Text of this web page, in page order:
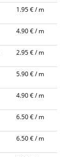
1.95 € / m
4.90 € / m
2.95 € / m
5.90 € / m
4.90 € / m
6.50 € / m
6.50 € / m